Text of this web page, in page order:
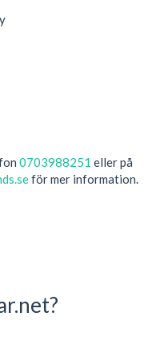
0703988251 eller på
för mer information.